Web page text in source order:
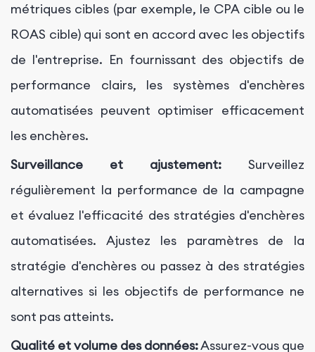
métriques cibles (par exemple, le CPA cible ou le
ROAS cible) qui sont en accord avec les objectifs
de l'entreprise. En fournissant des objectifs de
performance clairs, les systèmes d'enchères
automatisées peuvent optimiser efficacement
les enchères.
Surveillance et ajustement: Surveillez
régulièrement la performance de la campagne
et évaluez l'efficacité des stratégies d'enchères
automatisées. Ajustez les paramètres de la
stratégie d'enchères ou passez à des stratégies
alternatives si les objectifs de performance ne
sont pas atteints.
Qualité et volume des données:Assurez-vous que